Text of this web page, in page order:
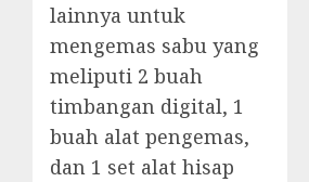
lainnya untuk
mengemas sabu yang
meliputi 2 buah
timbangan digital, 1
buah alat pengemas,
dan 1 set alat hisap